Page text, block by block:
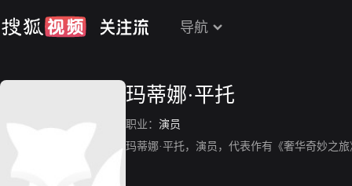
导航
玛蒂娜·平托
职业： 演员
玛蒂娜·平托，演员，代表作有《奢华奇妙之